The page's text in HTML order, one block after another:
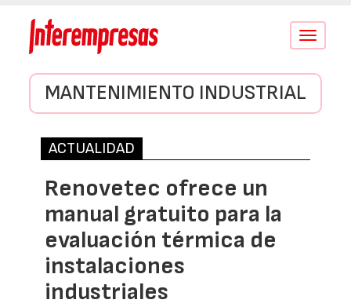
Conmutar
MANTENIMIENTO INDUSTRIAL
ACTUALIDAD
Renovetec ofrece un
manual gratuito para la
evaluación térmica de
instalaciones
industriales